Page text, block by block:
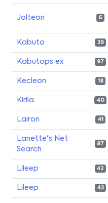
Jolteon 6
Kabuto 39
Kabutops ex 97
Kecleon 18
Kirlia 40
Lairon 41
Lanette's Net
Search
87
Lileep 42
Lileep 43